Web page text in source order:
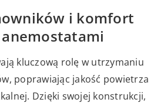
i komfort
kluczową rolę w utrzymaniu
poprawiając jakość powietrza
Dzięki swojej konstrukcji,